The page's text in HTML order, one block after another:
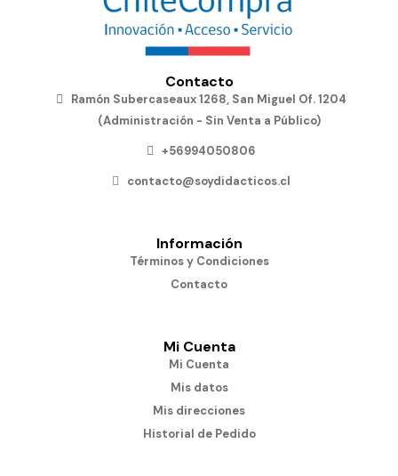
Contacto
Ramón Subercaseaux 1268, San Miguel Of. 1204
(Administración - Sin Venta a Público)
+56994050806
contacto@soydidacticos.cl
Información
Términos y Condiciones
Contacto
Mi Cuenta
Mi Cuenta
Mis datos
Mis direcciones
Historial de Pedido